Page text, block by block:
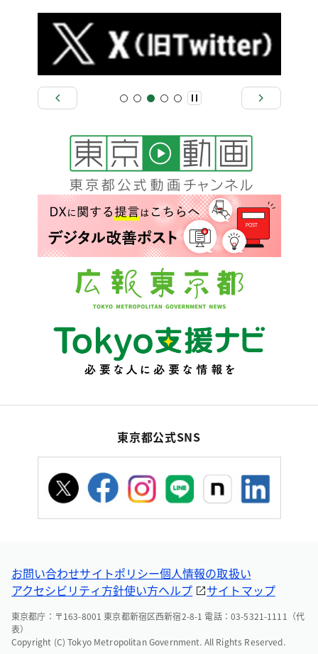
東京都公式SNS
お問い合わせサイトポリシー個人情報の取扱い
アクセシビリティ方針使い方ヘルプ サイトマップ
東京都庁：〒163-8001 東京都新宿区西新宿2-8-1 電話：03-5321-1111（代
表）
Copyright (C) Tokyo Metropolitan Government. All Rights Reserved.